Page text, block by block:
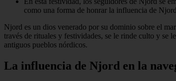
como una forma de honrar la influencia de
Njord es un dios venerado por su dominio sobre el
través de rituales y festividades, se le rinde culto y se
antiguos pueblos nórdicos.
La influencia de Njord en la